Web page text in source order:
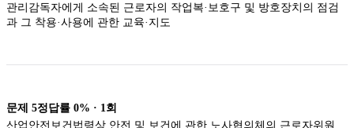
관리감독자에게 소속된 근로자의 작업복·보호구 및 방호장치의 점검
과 그 착용·사용에 관한 교육·지도
문제 5정답률 0% · 1 회
산업안전보건법령상 안전 및 보건에 관한 노사협의체의 근로자위원